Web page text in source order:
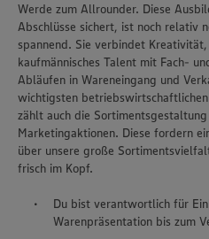
Werde zum Allrounder. Diese
Abschlüsse sichert, ist noch relativ
spannend. Sie verbindet
kaufmännisches Talent mit Fach-
Abläufen in Wareneingang und
wichtigsten
zählt auch die
Marketingaktionen. Diese fordern
über unsere große
frisch im Kopf.
Du bist verantwortlich für
Warenpräsentation bis zum